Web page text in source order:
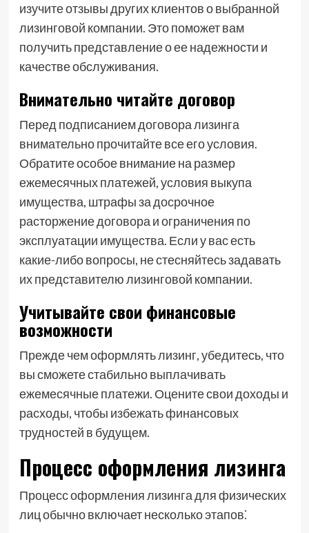
изучите отзывы других клиентов о выбранной
лизинговой компании. Это поможет вам
получить представление о ее надежности и
качестве обслуживания.
Внимательно читайте договор
Перед подписанием договора лизинга
внимательно прочитайте все его условия.
Обратите особое внимание на размер
ежемесячных платежей, условия выкупа
имущества, штрафы за досрочное
расторжение договора и ограничения по
эксплуатации имущества. Если у вас есть
какие-либо вопросы, не стесняйтесь задавать
их представителю лизинговой компании.
Учитывайте свои финансовые
возможности
Прежде чем оформлять лизинг, убедитесь, что
вы сможете стабильно выплачивать
ежемесячные платежи. Оцените свои доходы и
расходы, чтобы избежать финансовых
трудностей в будущем.
Процесс оформления лизинга
Процесс оформления лизинга для физических
лиц обычно включает несколько этапов⁚